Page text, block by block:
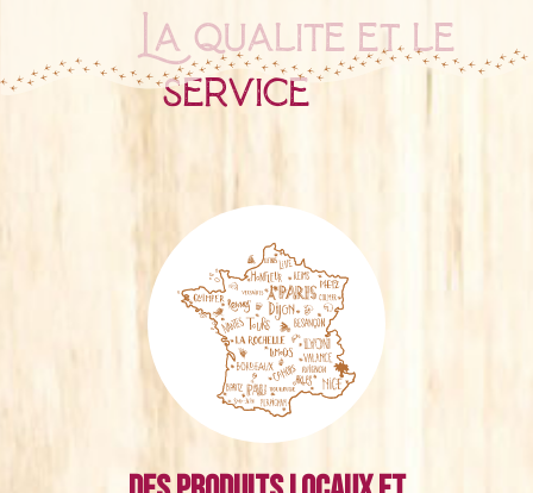
La qualité et le
service